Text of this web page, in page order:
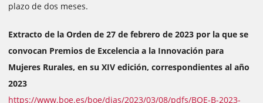
plazo de dos meses.
Extracto de la Orden de 27 de febrero de 2023 por la que se
convocan Premios de Excelencia a la Innovación para
Mujeres Rurales, en su XIV edición, correspondientes al año
2023
https://www.boe.es/boe/dias/2023/03/08/pdfs/BOE-B-2023-